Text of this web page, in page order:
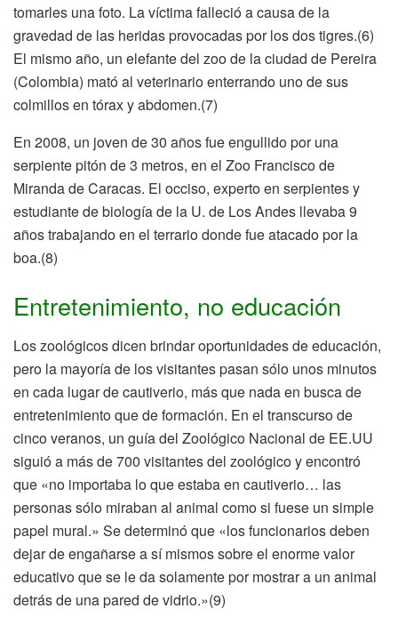
tomarles una foto. La víctima falleció a causa de la
gravedad de las heridas provocadas por los dos tigres.(6)
El mismo año, un elefante del zoo de la ciudad de Pereira
(Colombia) mató al veterinario enterrando uno de sus
colmillos en tórax y abdomen.(7)
En 2008, un joven de 30 años fue engullido por una
serpiente pitón de 3 metros, en el Zoo Francisco de
Miranda de Caracas. El occiso, experto en serpientes y
estudiante de biología de la U. de Los Andes llevaba 9
años trabajando en el terrario donde fue atacado por la
boa.(8)
Entretenimiento, no educación
Los zoológicos dicen brindar oportunidades de educación,
pero la mayoría de los visitantes pasan sólo unos minutos
en cada lugar de cautiverio, más que nada en busca de
entretenimiento que de formación. En el transcurso de
cinco veranos, un guía del Zoológico Nacional de EE.UU
siguió a más de 700 visitantes del zoológico y encontró
que «no importaba lo que estaba en cautiverio… las
personas sólo miraban al animal como si fuese un simple
papel mural.» Se determinó que «los funcionarios deben
dejar de engañarse a sí mismos sobre el enorme valor
educativo que se le da solamente por mostrar a un animal
detrás de una pared de vidrio.»(9)